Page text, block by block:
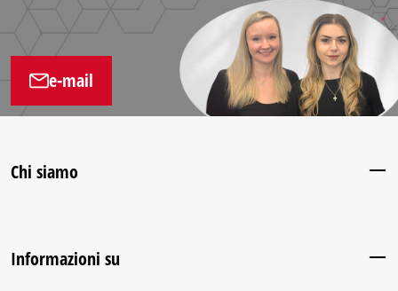
e-mail
Chi siamo
Informazioni su